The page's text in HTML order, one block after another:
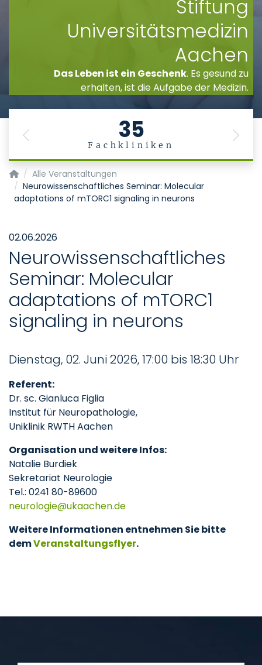
Stiftung
Universitätsmedizin
Aachen
Das Leben ist ein Geschenk. Es gesund zu
erhalten, ist die Aufgabe der Medizin.
35
Fachkliniken
Previous Next
Startseite
Alle Veranstaltungen
Neurowissenschaftliches Seminar: Molecular
adaptations of mTORC1 signaling in neurons
02.06.2026
Neurowissenschaftliches
Seminar: Molecular
adaptations of mTORC1
signaling in neurons
Dienstag, 02. Juni 2026, 17:00 bis 18:30 Uhr
Referent:
Dr. sc. Gianluca Figlia
Institut für Neuropathologie,
Uniklinik RWTH Aachen
Organisation und weitere Infos:
Natalie Burdiek
Sekretariat Neurologie
Tel.: 0241 80-89600
neurologie
ukaachende
Weitere Informationen entnehmen Sie bitte
demVeranstaltungsflyer.